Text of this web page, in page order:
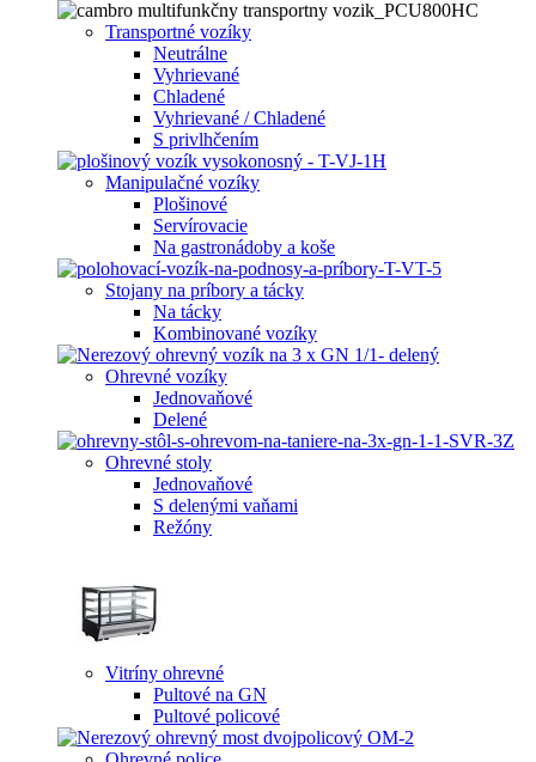
Transportné vozíky
Neutrálne
Vyhrievané
Chladené
Vyhrievané / Chladené
S privlhčením
Manipulačné vozíky
Plošinové
Servírovacie
Na gastronádoby a koše
Stojany na príbory a tácky
Na tácky
Kombinované vozíky
Ohrevné vozíky
Jednovaňové
Delené
Ohrevné stoly
Jednovaňové
S delenými vaňami
Režóny
Vitríny ohrevné
Pultové na GN
Pultové policové